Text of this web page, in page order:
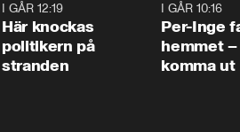
I GÅR 12:19
Här knockas
politikern på
stranden
I GÅR 10:16
Per-Inge
hemmet
komma ut